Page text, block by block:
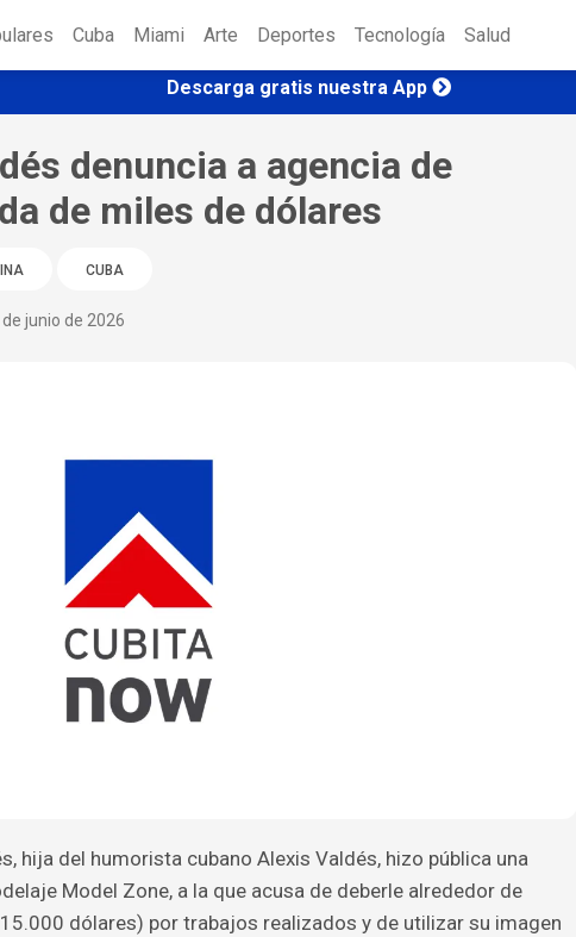
Cuba Miami Arte Deportes Tecnología Salud
Descarga gratis nuestra App
denuncia a agencia de
de miles de dólares
CUBA
junio de 2026
hija del humorista cubano Alexis Valdés, hizo pública una
Model Zone, a la que acusa de deberle alrededor de
dólares) por trabajos realizados y de utilizar su imagen